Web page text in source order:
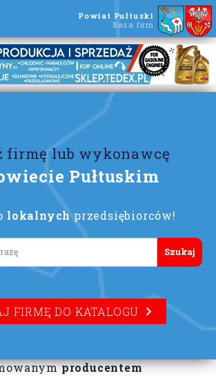
Powiat Pułtuski
Baza firm
firmę lub wykonawcę
Pułtuskim
lokalnych przedsiębiorców!
FIRMĘ DO KATALOGU
producentem